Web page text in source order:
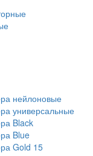
нейлоновые
универсальные
Black
Blue
Gold 15